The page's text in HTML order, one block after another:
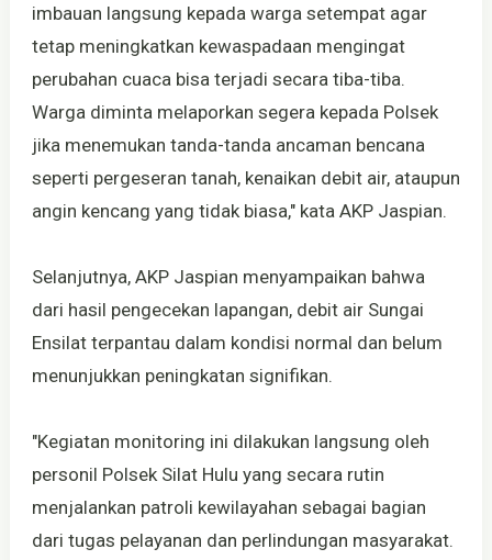
imbauan langsung kepada warga setempat agar
tetap meningkatkan kewaspadaan mengingat
perubahan cuaca bisa terjadi secara tiba-tiba.
Warga diminta melaporkan segera kepada Polsek
jika menemukan tanda-tanda ancaman bencana
seperti pergeseran tanah, kenaikan debit air, ataupun
angin kencang yang tidak biasa," kata AKP Jaspian.
Selanjutnya, AKP Jaspian menyampaikan bahwa
dari hasil pengecekan lapangan, debit air Sungai
Ensilat terpantau dalam kondisi normal dan belum
menunjukkan peningkatan signifikan.
"Kegiatan monitoring ini dilakukan langsung oleh
personil Polsek Silat Hulu yang secara rutin
menjalankan patroli kewilayahan sebagai bagian
dari tugas pelayanan dan perlindungan masyarakat.